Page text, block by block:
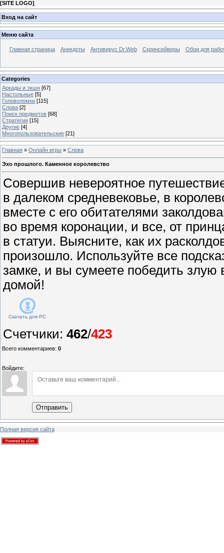
[SITE LOGO]
Вход на сайт
Меню сайта
Главная страница Анекдоты Антивирус Dr.Web Скринсейверы Обои для
Categories
Аркады и экшн [67]
Настольные [5]
Головоломки [115]
Слова [2]
Поиск предметов [68]
Стратегии [15]
Другие [4]
Многопользовательские [21]
Главная » Онлайн игры » Слова
Эхо прошлого. Каменное королевство
Совершив невероятное
в далеком средневековье, в
вместе с его обитателями
во время коронации, и все, от
в статуи. Выясните, как их
произошло. Используйте все
замке, и вы сумеете победить злую
домой!
Скачать для PC
Счетчики: 462/423
Всего комментариев: 0
Войдите:
Отправить
Полная версия сайта